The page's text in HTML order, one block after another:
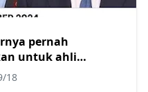
pernah
untuk ahli
18